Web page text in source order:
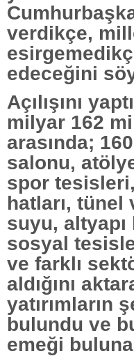
verdikçe,
edeceğini
Açılışını
milyar 162
arasında;
salonu,
spor
hatları, tünel
suyu,
sosyal
ve farklı
aldığını
yatırımların
bulundu ve
emeği